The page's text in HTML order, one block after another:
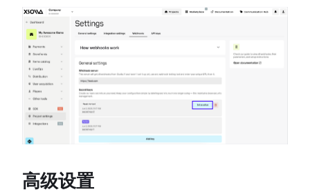
高级设置